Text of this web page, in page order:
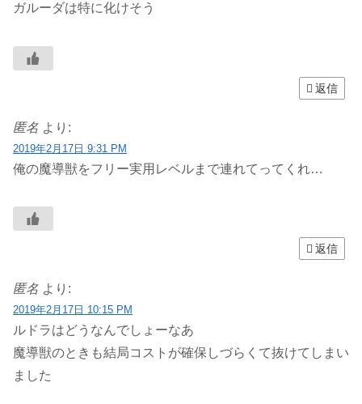
ガルーダは特に化けそう
返信
匿名 より:
2019年2月17日 9:31 PM
俺の魔導獣をフリー実用レベルまで連れてってくれ…
返信
匿名 より:
2019年2月17日 10:15 PM
ルドラはどうなんでしょーなあ
魔導獣のときも結局コストが確保しづらくて抜けてしまい
ました